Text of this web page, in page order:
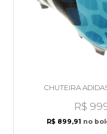
CHUTEIRA
R$
R$ 899,91 no